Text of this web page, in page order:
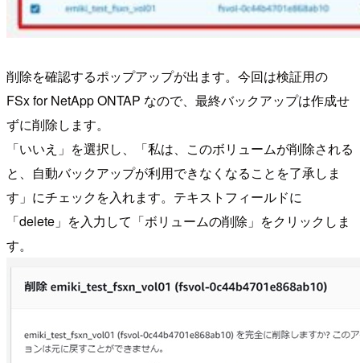
削除を確認するポップアップが出ます。今回は検証用の
FSx for NetApp ONTAP なので、最終バックアップは作成せ
ずに削除します。
「いいえ」を選択し、「私は、このボリュームが削除される
と、自動バックアップが利用できなくなることを了承しま
す」にチェックを入れます。テキストフィールドに
「delete」を入力して「ボリュームの削除」をクリックしま
す。